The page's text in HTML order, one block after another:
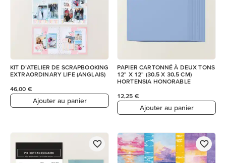
KIT D’ATELIER DE SCRAPBOOKING
EXTRAORDINARY LIFE (ANGLAIS)
46,00 €
Ajouter au panier
PAPIER CARTONNÉ À DEUX TONS
12" X 12" (30,5 X 30,5 CM)
HORTENSIA HONORABLE
12,25 €
Ajouter au panier